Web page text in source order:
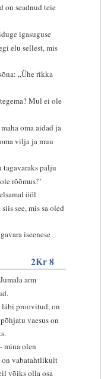
on seadnud teie
igasuguse
elu sellest, mis
„Ühe rikka
Mul ei ole
oma aidad ja
vilja ja muu
palju
rõõmus!”
ööl
see, mis sa oled
iseenese
2Kr 8
arm
läbi proovitud, on
vaesus on
mina olen
on vabatahtlikult
võiks olla osa